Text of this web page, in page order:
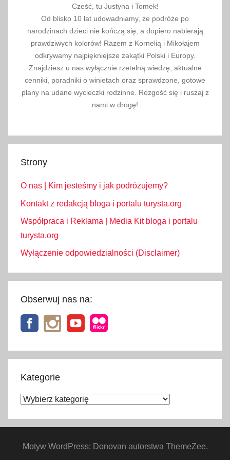
Cześć, tu Justyna i Tomek!
Od blisko 10 lat udowadniamy, że podróże po
narodzinach dzieci nie kończą się, a dopiero nabierają
prawdziwych kolorów! Razem z Kornelią i Mikołajem
odkrywamy najpiękniejsze zakątki Polski i Europy.
Znajdziesz u nas wyłącznie rzetelną wiedzę, aktualne
cenniki, poradniki o winietach oraz sprawdzone, gotowe
plany na udane wycieczki rodzinne. Rozgość się i ruszaj z
nami w drogę!
Strony
O nas | Kim jesteśmy i jak podróżujemy?
Kontakt z redakcją bloga i portalu turysta.org
Współpraca i Reklama | Media Kit bloga i portalu
turysta.org
Wyłączenie odpowiedzialności (Disclaimer)
Obserwuj nas na:
Kategorie
Kategorie
Motyw WordPress: Donovan autorstwa ThemeZee.